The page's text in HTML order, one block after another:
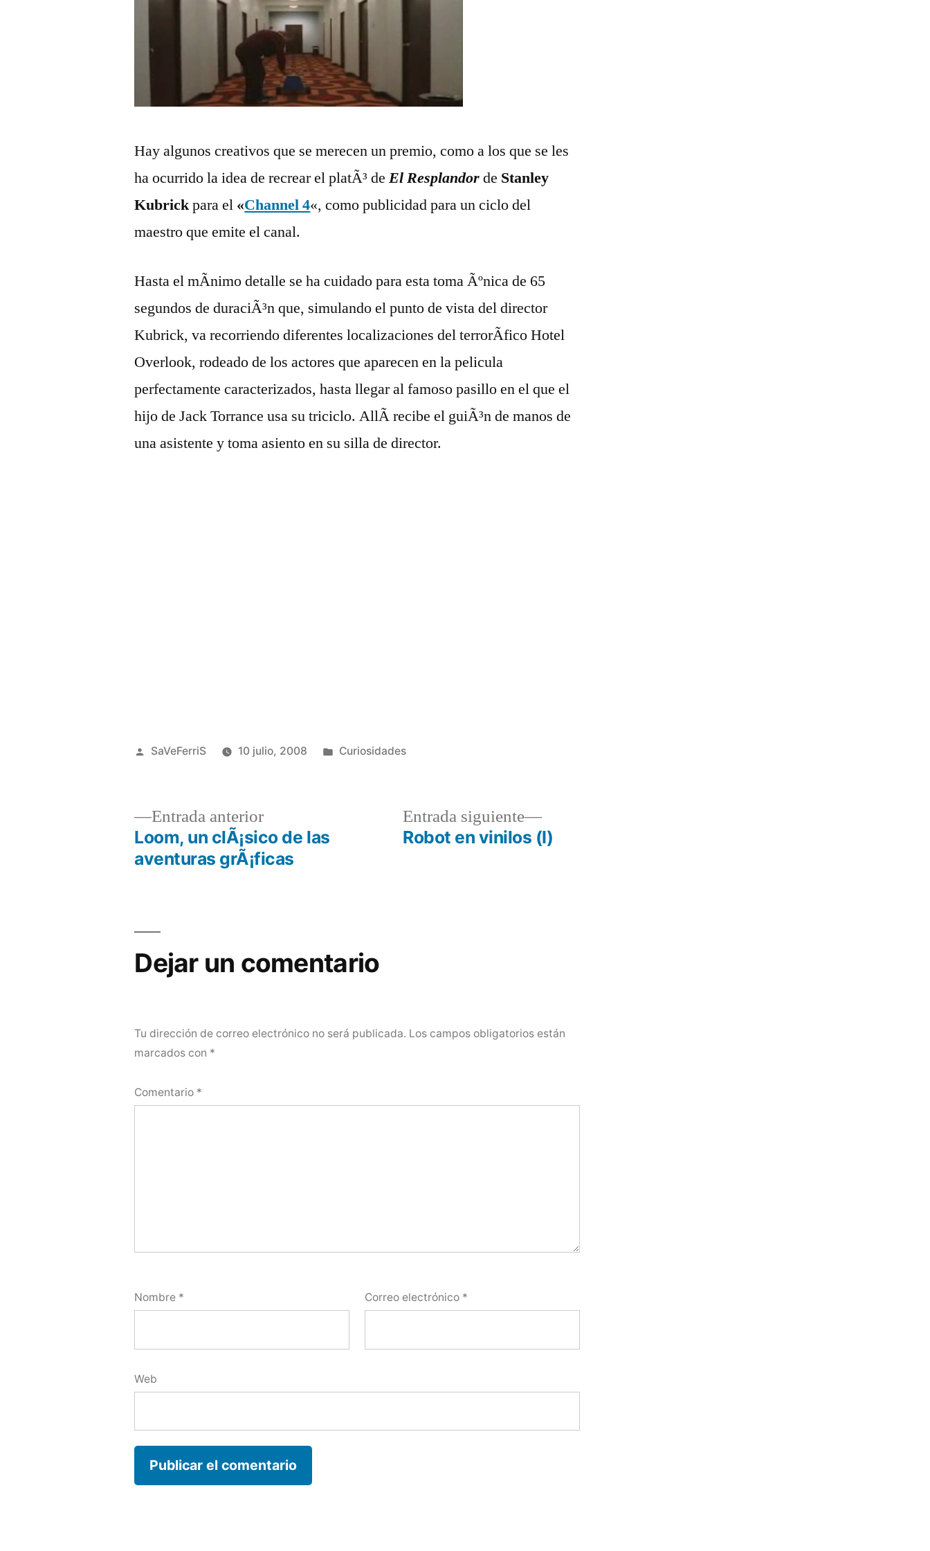
Hay algunos creativos que se merecen un premio, como a los que se les
ha ocurrido la idea de recrear el platÃ³ deEl Resplandorde Stanley
Kubrickpara el «Channel 4«, como publicidad para un ciclo del
maestro que emite el canal.
Hasta el mÃ­nimo detalle se ha cuidado para esta toma Ãºnica de 65
segundos de duraciÃ³n que, simulando el punto de vista del director
Kubrick, va recorriendo diferentes localizaciones del terrorÃ­fico Hotel
Overlook, rodeado de los actores que aparecen en la pelicula
perfectamente caracterizados, hasta llegar al famoso pasillo en el que el
hijo de Jack Torrance usa su triciclo. AllÃ­ recibe el guiÃ³n de manos de
una asistente y toma asiento en su silla de director.
Publicado
SaVeFerriS 10 julio, 2008
Publicado
Curiosidades
Navegación
entradas
Entrada anteriorEntrada
anterior:
Loom, un clÃ¡sico de las
aventuras grÃ¡ficas
Entrada siguiente
Entrada
siguiente:
Robot en vinilos (I)
Dejar un comentario
Tu dirección de correo electrónico no será publicada. Los campos obligatorios están
marcados con *
Comentario *
Nombre * Correo electrónico *
Web